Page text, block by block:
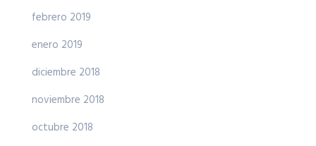
febrero 2019
enero 2019
diciembre 2018
noviembre 2018
octubre 2018